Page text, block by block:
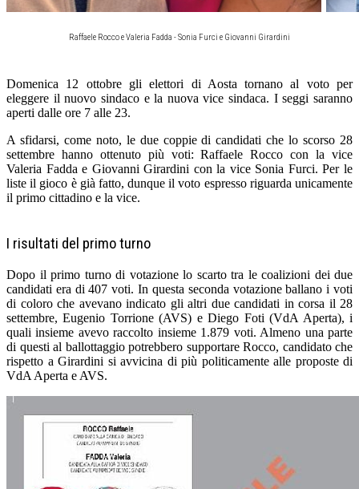
Raffaele Rocco e Valeria Fadda - Sonia Furci e Giovanni Girardini
Domenica 12 ottobre gli elettori di Aosta tornano al voto per
eleggere il nuovo sindaco e la nuova vice sindaca. I seggi saranno
aperti dalle ore 7 alle 23.
A sfidarsi, come noto, le due coppie di candidati che lo scorso 28
settembre hanno ottenuto più voti: Raffaele Rocco con la vice
Valeria Fadda e Giovanni Girardini con la vice Sonia Furci. Per le
liste il gioco è già fatto, dunque il voto espresso riguarda unicamente
il primo cittadino e la vice.
I risultati del primo turno
Dopo il primo turno di votazione lo scarto tra le coalizioni dei due
candidati era di 407 voti. In questa seconda votazione ballano i voti
di coloro che avevano indicato gli altri due candidati in corsa il 28
settembre, Eugenio Torrione (AVS) e Diego Foti (VdA Aperta), i
quali insieme avevo raccolto insieme 1.879 voti. Almeno una parte
di questi al ballottaggio potrebbero supportare Rocco, candidato che
rispetto a Girardini si avvicina di più politicamente alle proposte di
VdA Aperta e AVS.